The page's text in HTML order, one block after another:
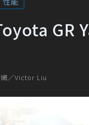
GR
／Victor Liu